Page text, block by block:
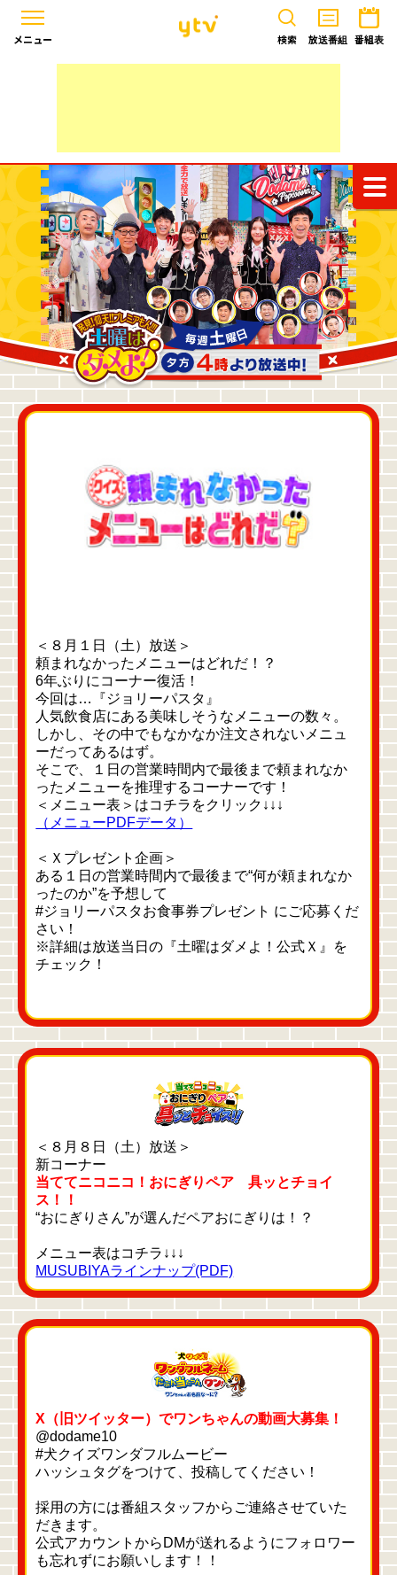
検索 放送番組 番組表
メニュー
＜８月１日（土）放送＞
頼まれなかったメニューはどれだ！？
6年ぶりにコーナー復活！
今回は…『ジョリーパスタ』
人気飲食店にある美味しそうなメニューの数々。
しかし、その中でもなかなか注文されないメニュ
ーだってあるはず。
そこで、１日の営業時間内で最後まで頼まれなか
ったメニューを推理するコーナーです！
＜メニュー表＞はコチラをクリック↓↓↓
（メニューPDFデータ）
＜Ｘプレゼント企画＞
ある１日の営業時間内で最後まで“何が頼まれなか
ったのか”を予想して
#ジョリーパスタお食事券プレゼント にご応募くだ
さい！
※詳細は放送当日の『土曜はダメよ！公式Ｘ』を
チェック！
＜８月８日（土）放送＞
新コーナー
当ててニコニコ！おにぎりペア 具ッとチョイ
ス！！
“おにぎりさん”が選んだペアおにぎりは！？
メニュー表はコチラ↓↓↓
MUSUBIYAラインナップ(PDF)
X（旧ツイッター）でワンちゃんの動画大募集！
@dodame10
#犬クイズワンダフルムービー
ハッシュタグをつけて、投稿してください！
採用の方には番組スタッフからご連絡させていた
だきます。
公式アカウントからDMが送れるようにフォロワー
も忘れずにお願いします！！